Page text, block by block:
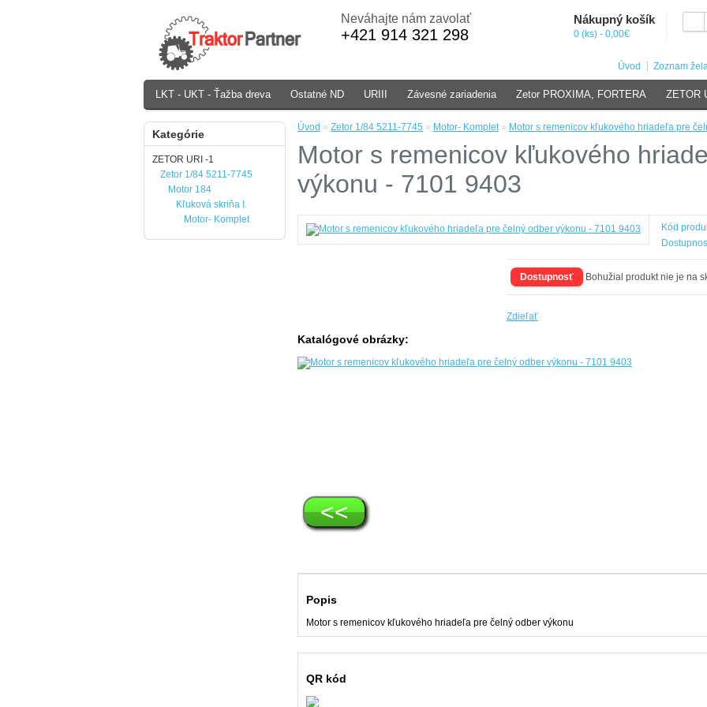
Nákupný košík
0 (ks) - 0,00€
Neváhajte nám zavolať
+421 914 321 298
Úvod Zoznam
LKT - UKT - Ťažba dreva Ostatné ND URIII Závesné zariadenia Zetor PROXIMA, FORTERA ZETOR
Kategórie
ZETOR URI -1
Zetor 1/84 5211-7745
Motor 184
Kľuková skriňa I.
Motor- Komplet
Úvod » Zetor 1/84 5211-7745 » Motor- Komplet» Motor s remenicov kľukového hriadeľa pre
Motor s remenicov kľukového
výkonu - 7101 9403
Kód
Dostupnosť Bohužial produkt nie je na
Zdieľať
Katalógové obrázky:
<<
Popis
Motor s remenicov kľukového hriadeľa pre čelný odber výkonu
QR kód